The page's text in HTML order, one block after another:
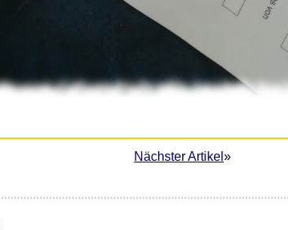
Nächster Artikel »